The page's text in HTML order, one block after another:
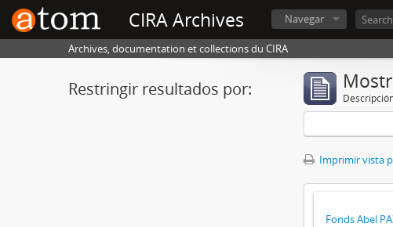
CIRA Archives Navegar
Archives, documentation et collections du CIRA
Restringir resultados por:
Imprimir vista
Fonds Abel